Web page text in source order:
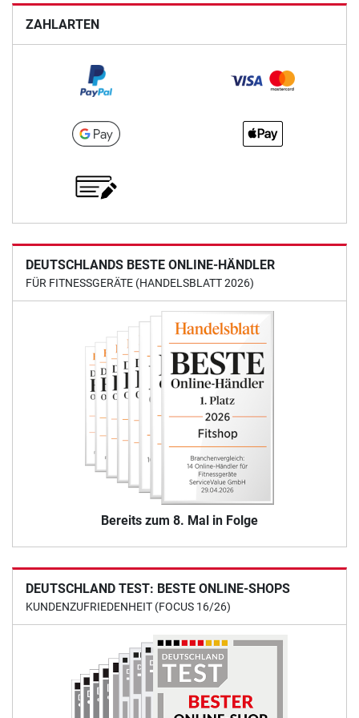
ZAHLARTEN
DEUTSCHLANDS BESTE ONLINE-HÄNDLER
FÜR FITNESSGERÄTE (HANDELSBLATT 2026)
Bereits zum 8. Mal in Folge
DEUTSCHLAND TEST: BESTE ONLINE-SHOPS
KUNDENZUFRIEDENHEIT (FOCUS 16/26)